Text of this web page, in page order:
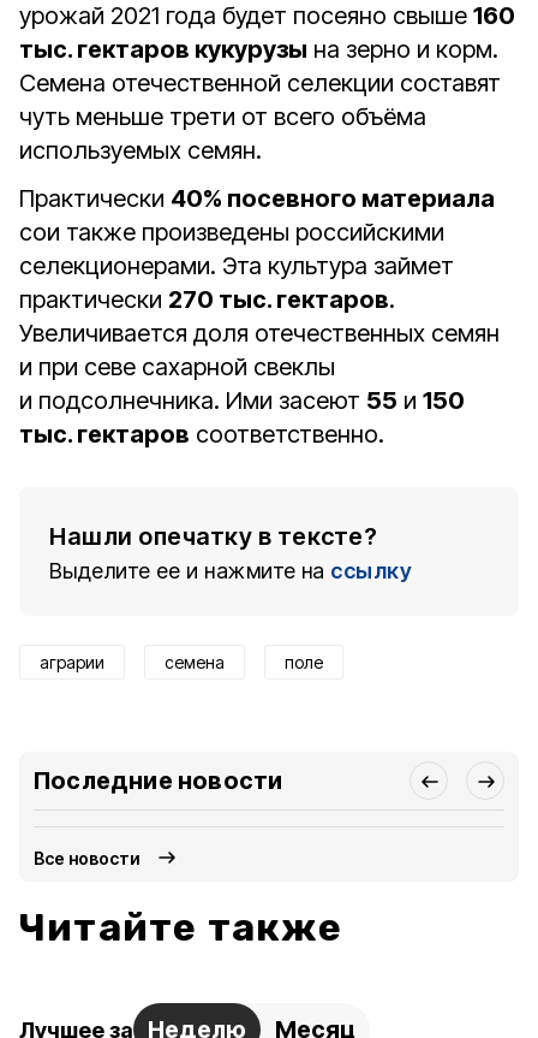
урожай 2021 года будет посеяно свыше 160
тыс. гектаров кукурузы на зерно и корм.
Семена отечественной селекции составят
чуть меньше трети от всего объёма
используемых семян.
Практически 40% посевного материала
сои также произведены российскими
селекционерами. Эта культура займет
практически 270 тыс. гектаров.
Увеличивается доля отечественных семян
и при севе сахарной свеклы
и подсолнечника. Ими засеют 55 и 150
тыс. гектаров соответственно.
Нашли опечатку в тексте?
Выделите ее и нажмите на ссылку
аграрии семена поле
Последние новости
Все новости
Читайте также
Лучшее за Неделю Месяц